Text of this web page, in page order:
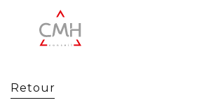
Retour